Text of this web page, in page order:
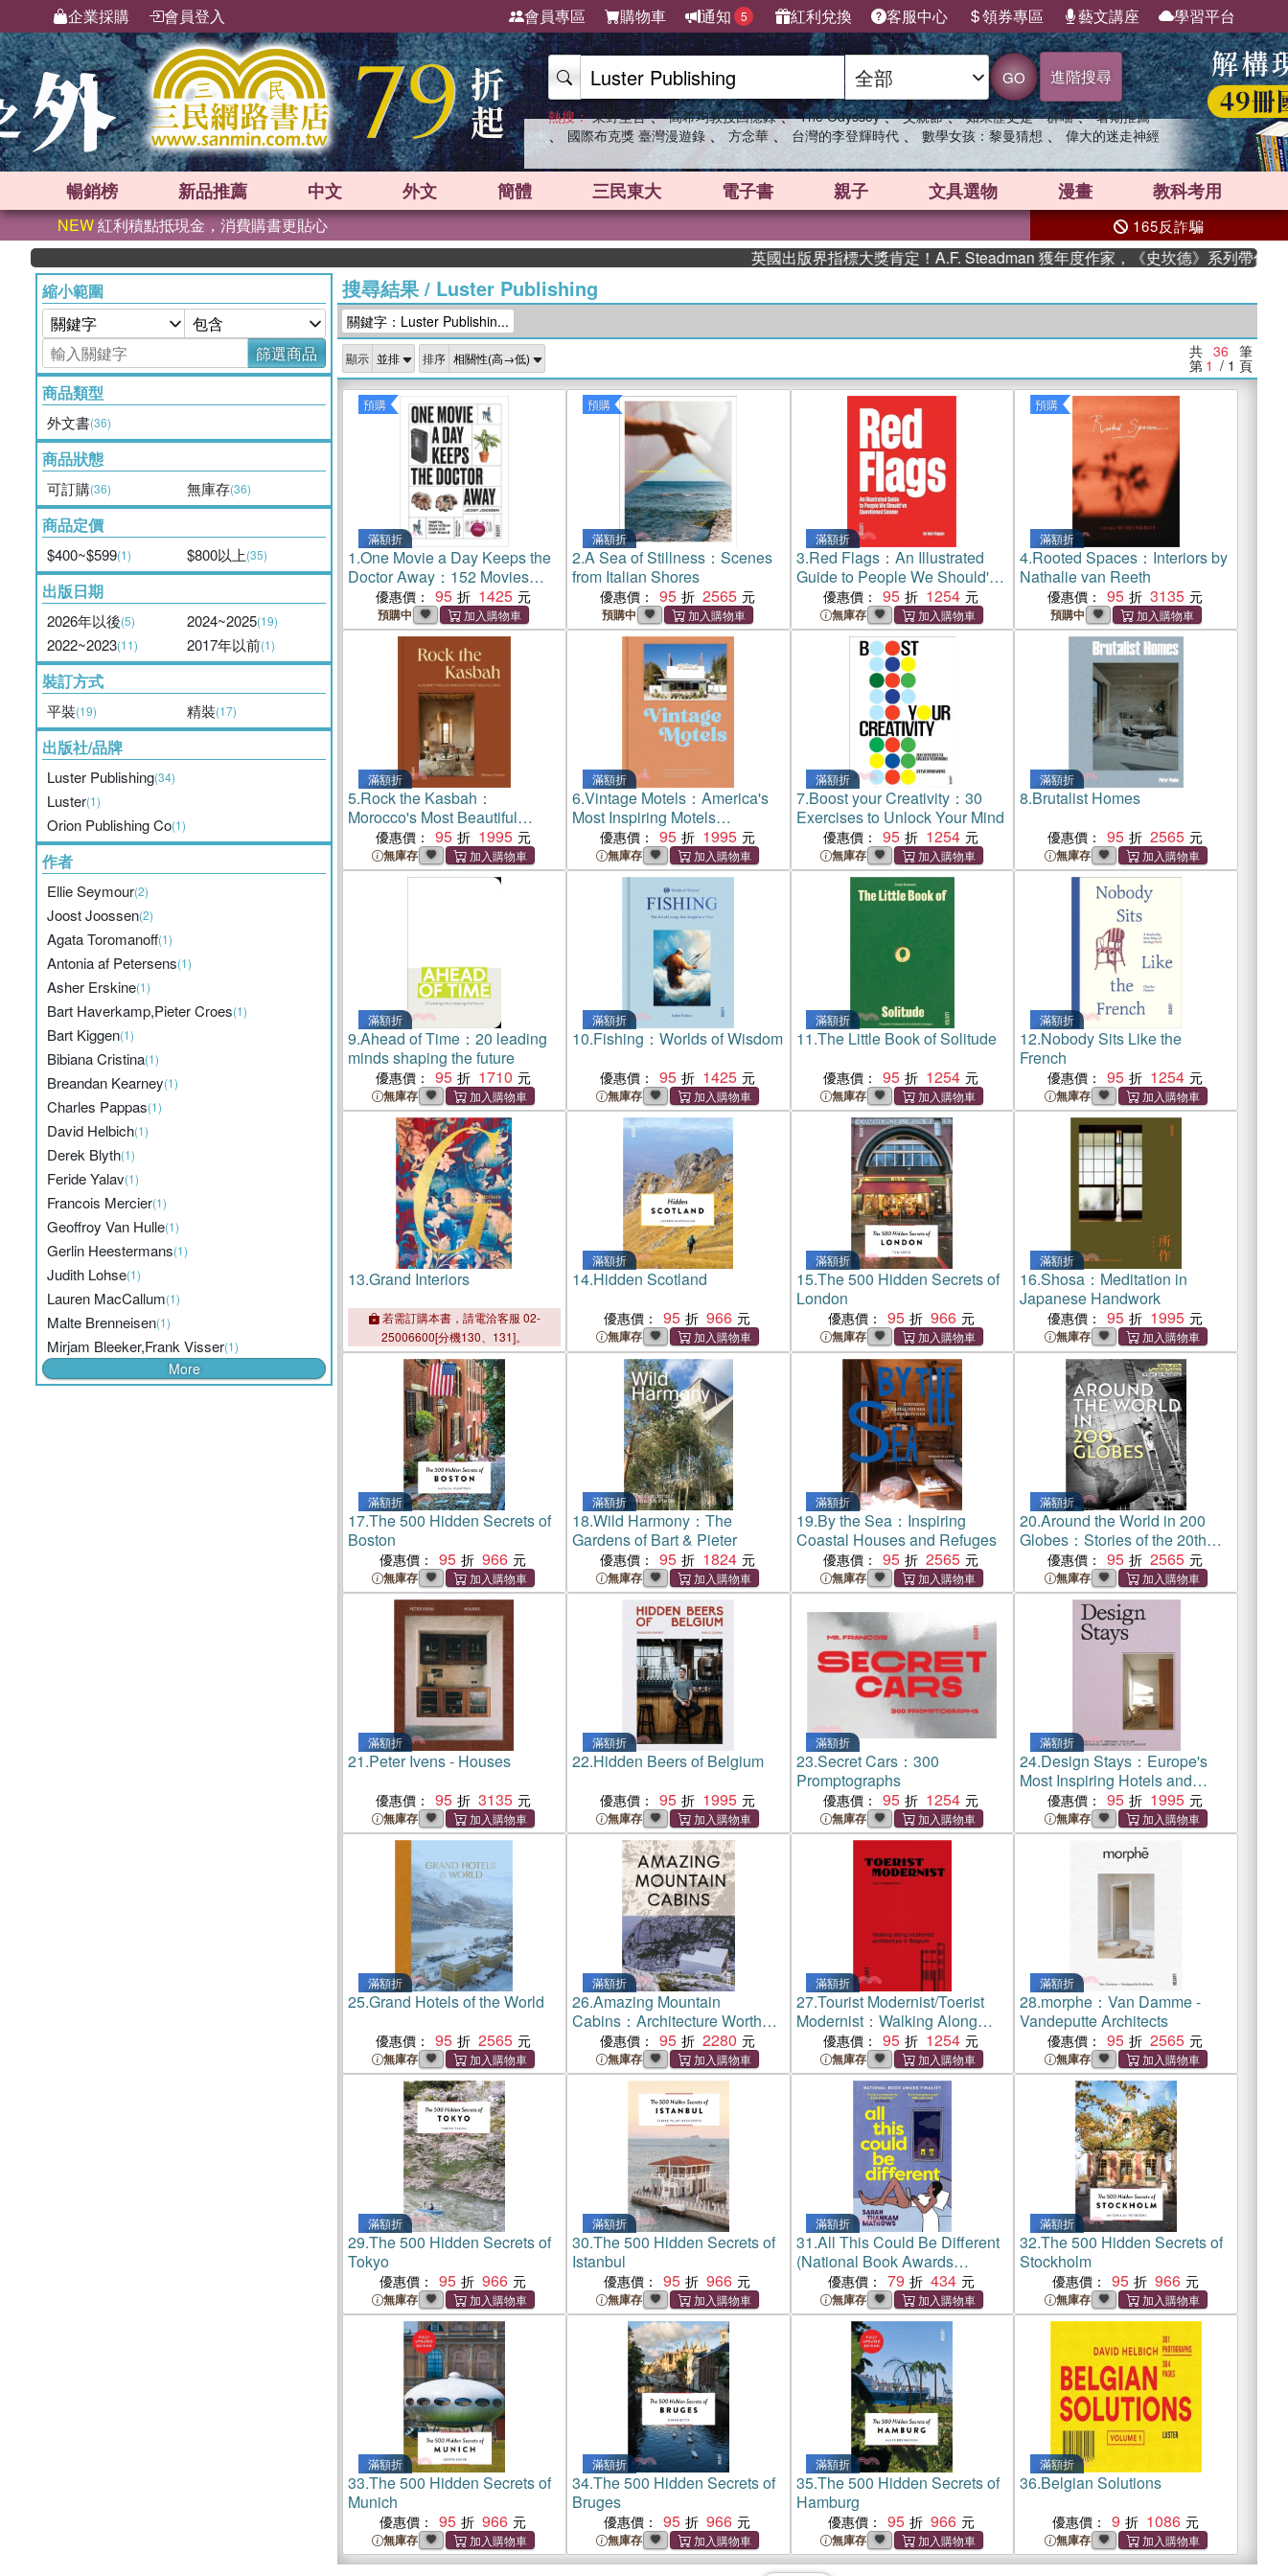
企業採購 會員登入 會員專區 購物車 通知 5 紅利兌換 客服中心 領券專區 藝文講座 學習平台
GO 進階搜尋
熱搜： 東野圭吾 、 高希均教授回憶錄 、 The Odyssey 、 父親節 、 如果歷史是一群喵 、 暑期推薦
、 國際布克獎 臺灣漫遊錄 、 方念華 、 台灣的李登輝時代 、 數學女孩：黎曼猜想 、 偉大的迷走神經
暢銷榜 新品推薦 中文 外文 簡體 三民東大 電子書 親子 文具選物 漫畫 教科考用
NEW紅利積點抵現金，消費購書更貼心 165反詐騙
英國出版界指標大獎肯定！A.F. Steadman 獲年度作家，《史坎德》系列帶你踏上熱血奇
縮小範圍
篩選商品
商品類型
外文書(36)
商品狀態
可訂購(36) 無庫存(36)
商品定價
$400~$599(1) $800以上(35)
出版日期
2026年以後(5) 2024~2025(19)
2022~2023(11) 2017年以前(1)
裝訂方式
平裝(19) 精裝(17)
出版社/品牌
Luster Publishing(34)
Luster(1)
Orion Publishing Co(1)
作者
Ellie Seymour(2)
Joost Joossen(2)
Agata Toromanoff(1)
Antonia af Petersens(1)
Asher Erskine(1)
Bart Haverkamp,Pieter Croes(1)
Bart Kiggen(1)
Bibiana Cristina(1)
Breandan Kearney(1)
Charles Pappas(1)
David Helbich(1)
Derek Blyth(1)
Feride Yalav(1)
Francois Mercier(1)
Geoffroy Van Hulle(1)
Gerlin Heestermans(1)
Judith Lohse(1)
Lauren MacCallum(1)
Malte Brenneisen(1)
Mirjam Bleeker,Frank Visser(1)
More
搜尋結果/ Luster Publishing
關鍵字：Luster Publishin...
顯示 排序 共 36 筆
第 1 / 1 頁
預購
滿額折
1.One Movie a Day Keeps the
Doctor Away：152 Movies
Teaching Us How To Live Life
優惠價： 95 1425
預購中
預購
滿額折
2.A Sea of Stillness：Scenes
from Italian Shores
優惠價： 95 2565
預購中
滿額折
3.Red Flags：An Illustrated
Guide to People We Should've
Questioned Sooner
優惠價： 95 1254
無庫存
預購
滿額折
4.Rooted Spaces：Interiors by
Nathalie van Reeth
優惠價： 95 3135
預購中
滿額折
5.Rock the Kasbah：
Morocco's Most Beautiful
Places to Stay
優惠價： 95 1995
無庫存
滿額折
6.Vintage Motels：America's
Most Inspiring Motels
Beautifully Restored With
Respect For History
優惠價： 95 1995
無庫存
滿額折
7.Boost your Creativity：30
Exercises to Unlock Your Mind
優惠價： 95 1254
無庫存
滿額折
8.Brutalist Homes
優惠價： 95 2565
無庫存
滿額折
9.Ahead of Time：20 leading
minds shaping the future
優惠價： 95 1710
無庫存
滿額折
10.Fishing：Worlds of Wisdom
優惠價： 95 1425
無庫存
滿額折
11.The Little Book of Solitude
優惠價： 95 1254
無庫存
滿額折
12.Nobody Sits Like the
French
優惠價： 95 1254
無庫存
13.Grand Interiors
若需訂購本書，請電洽客服 02-
25006600[分機130、131]。
滿額折
14.Hidden Scotland
優惠價： 95 966
無庫存
滿額折
15.The 500 Hidden Secrets of
London
優惠價： 95 966
無庫存
滿額折
16.Shosa：Meditation in
Japanese Handwork
優惠價： 95 1995
無庫存
滿額折
17.The 500 Hidden Secrets of
Boston
優惠價： 95 966
無庫存
滿額折
18.Wild Harmony：The
Gardens of Bart & Pieter
優惠價： 95 1824
無庫存
滿額折
19.By the Sea：Inspiring
Coastal Houses and Refuges
優惠價： 95 2565
無庫存
滿額折
20.Around the World in 200
Globes：Stories of the 20th
Century
優惠價： 95 2565
無庫存
滿額折
21.Peter Ivens - Houses
優惠價： 95 3135
無庫存
滿額折
22.Hidden Beers of Belgium
優惠價： 95 1995
無庫存
滿額折
23.Secret Cars：300
Promptographs
優惠價： 95 1254
無庫存
滿額折
24.Design Stays：Europe's
Most Inspiring Hotels and
Guesthouses, Handpicked by
Petite Passport
優惠價： 95 1995
無庫存
滿額折
25.Grand Hotels of the World
優惠價： 95 2565
無庫存
滿額折
26.Amazing Mountain
Cabins：Architecture Worth
the Hike
優惠價： 95 2280
無庫存
滿額折
27.Tourist Modernist/Toerist
Modernist：Walking Along
Modernist Architecture in
Belgium
優惠價： 95 1254
無庫存
滿額折
28.morphe：Van Damme -
Vandeputte Architects
優惠價： 95 2565
無庫存
滿額折
29.The 500 Hidden Secrets of
Tokyo
優惠價： 95 966
無庫存
滿額折
30.The 500 Hidden Secrets of
Istanbul
優惠價： 95 966
無庫存
滿額折
31.All This Could Be Different
(National Book Awards
Finalist)優惠價： 79 434
無庫存
滿額折
32.The 500 Hidden Secrets of
Stockholm
優惠價： 95 966
無庫存
滿額折
33.The 500 Hidden Secrets of
Munich
優惠價： 95 966
無庫存
滿額折
34.The 500 Hidden Secrets of
Bruges
優惠價： 95 966
無庫存
滿額折
35.The 500 Hidden Secrets of
Hamburg
優惠價： 95 966
無庫存
滿額折
36.Belgian Solutions
優惠價： 9 1086
無庫存